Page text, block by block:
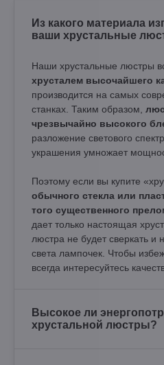
Из какого материала
ваши хрустальные
Наши хрустальные люстры
хрусталем высочайшего
производится на самых
станках. Таким образом,
чрезвычайно высокого
разложение светового
украшения умножает
Поэтому если вы купите
обычного стекла или
того существенного
дает только настоящая
люстра не будет сверкать и
света лампочек. Чтобы
всегда интересуйтесь
Высокое ли
хрустальной люстры?